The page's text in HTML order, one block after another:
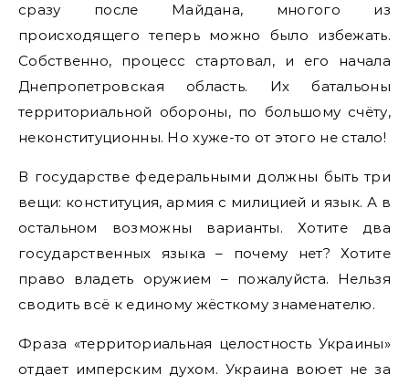
сразу после Майдана, многого из
происходящего теперь можно было избежать.
Собственно, процесс стартовал, и его начала
Днепропетровская область. Их батальоны
территориальной обороны, по большому счёту,
неконституционны. Но хуже-то от этого не стало!
В государстве федеральными должны быть три
вещи: конституция, армия с милицией и язык. А в
остальном возможны варианты. Хотите два
государственных языка – почему нет? Хотите
право владеть оружием – пожалуйста. Нельзя
сводить всё к единому жёсткому знаменателю.
Фраза «территориальная целостность Украины»
отдает имперским духом. Украина воюет не за